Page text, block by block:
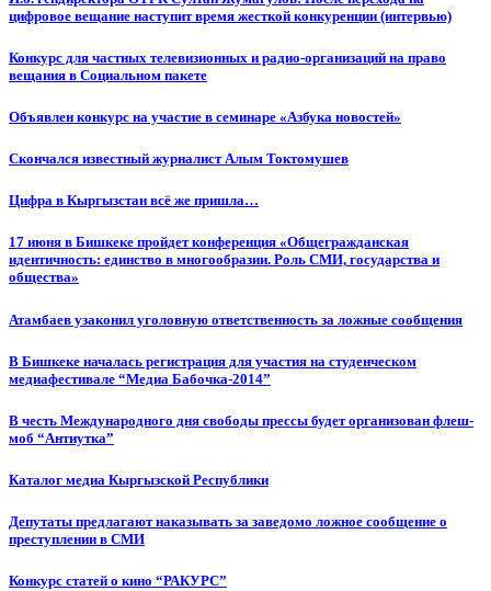
цифровое вещание наступит время жесткой конкуренции (интервью)
Конкурс для частных телевизионных и радио-организаций на право
вещания в Социальном пакете
Объявлен конкурс на участие в семинаре «Азбука новостей»
Cкончался известный журналист Алым Токтомушев
Цифра в Кыргызстан всё же пришла…
17 июня в Бишкеке пройдет конференция «Общегражданская
идентичность: единство в многообразии. Роль СМИ, государства и
общества»
Атамбаев узаконил уголовную ответственность за ложные сообщения
В Бишкеке началась регистрация для участия на студенческом
медиафестивале “Медиа Бабочка-2014”
В честь Международного дня свободы прессы будет организован флеш-
моб “Антиутка”
Каталог медиа Кыргызской Республики
Депутаты предлагают наказывать за заведомо ложное сообщение о
преступлении в СМИ
Конкурс статей о кино “РАКУРС”